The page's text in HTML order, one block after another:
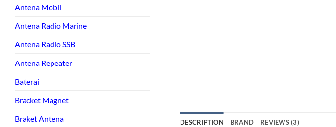
Antena Mobil
Antena Radio Marine
Antena Radio SSB
Antena Repeater
Baterai
Bracket Magnet
Braket Antena
DESCRIPTION BRAND REVIEWS (3)